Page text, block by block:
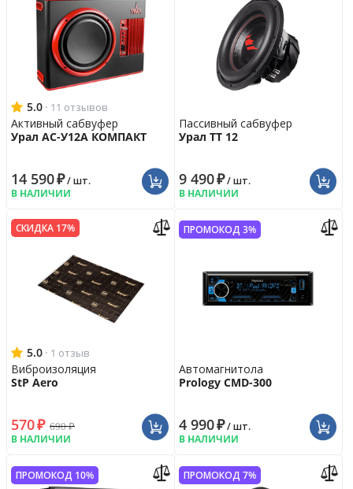
5.0 · 11 отзывов
Активный сабвуфер
Урал АС-У12А КОМПАКТ
14 590₽/ шт.
В НАЛИЧИИ
Пассивный сабвуфер
Урал ТТ 12
9 490₽/ шт.
В НАЛИЧИИ
СКИДКА 17%
5.0 · 1 отзыв
Виброизоляция
StP Aero
570₽ 690₽
В НАЛИЧИИ
ПРОМОКОД 3%
Автомагнитола
Prology CMD-300
4 990₽/ шт.
В НАЛИЧИИ
ПРОМОКОД 10% ПРОМОКОД 7%